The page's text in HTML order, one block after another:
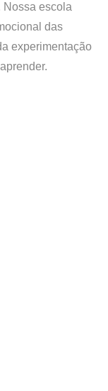
Nossa escola
das
experimentação